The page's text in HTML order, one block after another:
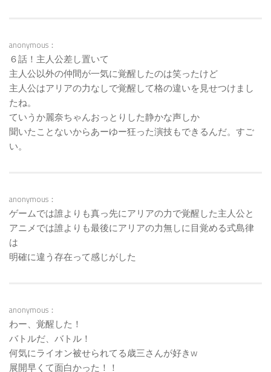
anonymous：
６話！主人公差し置いて
主人公以外の仲間が一気に覚醒したのは笑ったけど
主人公はアリアの力なしで覚醒して格の違いを見せつけまし
たね。
ていうか麗奈ちゃんおっとりした静かな声しか
聞いたことないからあーゆー狂った演技もできるんだ。すご
い。
anonymous：
ゲームでは誰よりも真っ先にアリアの力で覚醒した主人公と
アニメでは誰よりも最後にアリアの力無しに目覚める式島律
は
明確に違う存在って感じがした
anonymous：
わー、覚醒した！
バトルだ、バトル！
何気にライオン被せられてる歳三さんが好きw
展開早くて面白かった！！